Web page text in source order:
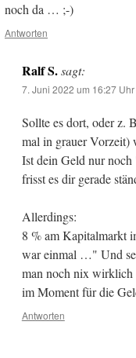
noch da … ;-)
Antworten
Ralf S. sagt:
7. Juni 2022 um 16:27 Uhr
Sollte es dort, oder z.
mal in grauer Vorzeit)
Ist dein Geld nur
frisst es dir gerade
Allerdings:
8 % am Kapitalmarkt
war einmal …" Und
man noch nix
im Moment für die
Antworten